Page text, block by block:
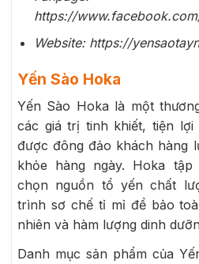
https://
Website: https://
Yến Sào Hoka
Yến Sào Hoka là một
các giá trị tinh khiết, tiện lợi
được đông đảo khách hàng
khỏe hàng ngày. Hoka
chọn nguồn tổ yến chất
trình sơ chế tỉ mỉ để bảo
nhiên và hàm lượng dinh
Danh mục sản phẩm của